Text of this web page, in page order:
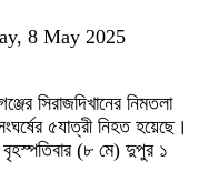
8 May 2025
সিরাজদিখানের নিমতলা
৫যাত্রী নিহত হয়েছে।
(৮ মে) দুপুর ১